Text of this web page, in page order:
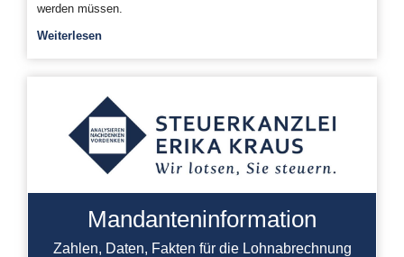
werden müssen.
Weiterlesen
Mandanteninformation
Zahlen, Daten, Fakten für die Lohnabrechnung